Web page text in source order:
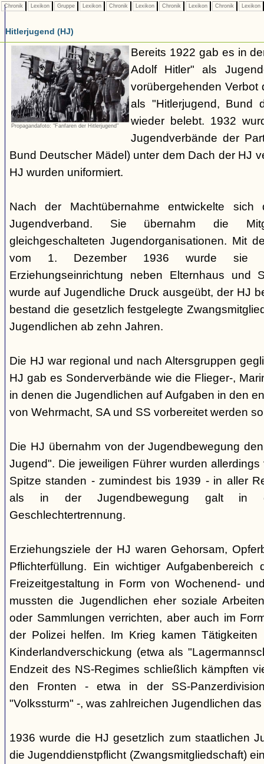
Chronik Lexikon Gruppe Lexikon Chronik Lexikon Chronik Lexikon Chronik Lexikon
Hitlerjugend (HJ)
Propagandafoto: "Fanfaren der Hitlerjugend"
Bereits 1922 gab es in
Adolf Hitler" als
vorübergehenden Verbot
als "Hitlerjugend, Bund
wieder belebt. 1932
Jugendverbände der
Bund Deutscher Mädel) unter dem Dach der HJ
HJ wurden uniformiert.
Nach der Machtübernahme entwickelte
Jugendverband. Sie übernahm die
gleichgeschalteten Jugendorganisationen. Mit
vom 1. Dezember 1936 wurde sie
Erziehungseinrichtung neben Elternhaus und
wurde auf Jugendliche Druck ausgeübt, der HJ
bestand die gesetzlich festgelegte
Jugendlichen ab zehn Jahren.
Die HJ war regional und nach Altersgruppen
HJ gab es Sonderverbände wie die Flieger-,
in denen die Jugendlichen auf Aufgaben in den
von Wehrmacht, SA und SS vorbereitet werden
Die HJ übernahm von der Jugendbewegung
Jugend". Die jeweiligen Führer wurden
Spitze standen - zumindest bis 1939 - in aller
als in der Jugendbewegung galt in
Geschlechtertrennung.
Erziehungsziele der HJ waren Gehorsam,
Pflichterfüllung. Ein wichtiger
Freizeitgestaltung in Form von Wochenend-
mussten die Jugendlichen eher soziale
oder Sammlungen verrichten, aber auch im
der Polizei helfen. Im Krieg kamen
Kinderlandverschickung (etwa als
Endzeit des NS-Regimes schließlich kämpften
den Fronten - etwa in der SS-
"Volkssturm" -, was zahlreichen Jugendlichen
1936 wurde die HJ gesetzlich zum staatlichen
die Jugenddienstpflicht (Zwangsmitgliedschaft)